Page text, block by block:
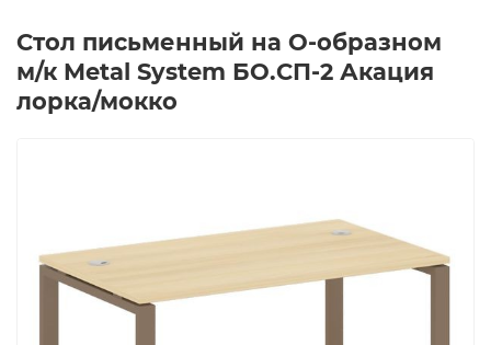
Стол письменный на О-образном
м/к Metal System БО.СП-2 Акация
лорка/мокко